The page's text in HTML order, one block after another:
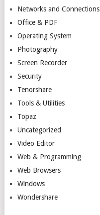
Networks and Connections
Office & PDF
Operating System
Photography
Screen Recorder
Security
Tenorshare
Tools & Utilities
Topaz
Uncategorized
Video Editor
Web & Programming
Web Browsers
Windows
Wondershare